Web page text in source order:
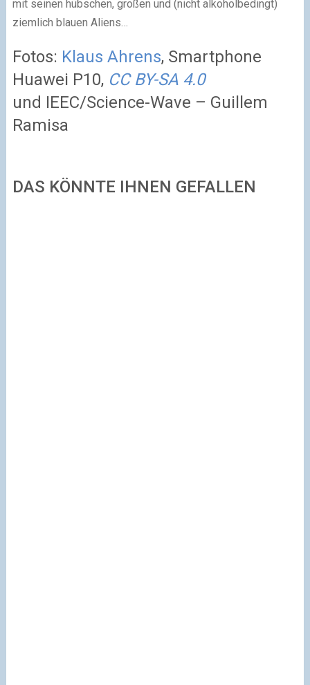
mit seinen hübschen, großen und (nicht alkoholbedingt)
ziemlich blauen Aliens…
Fotos: Klaus Ahrens, Smartphone
Huawei P10, CC BY-SA 4.0
und IEEC/Science-Wave – Guillem
Ramisa
DAS KÖNNTE IHNEN GEFALLEN